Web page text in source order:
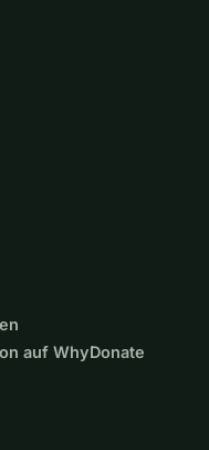
auf WhyDonate